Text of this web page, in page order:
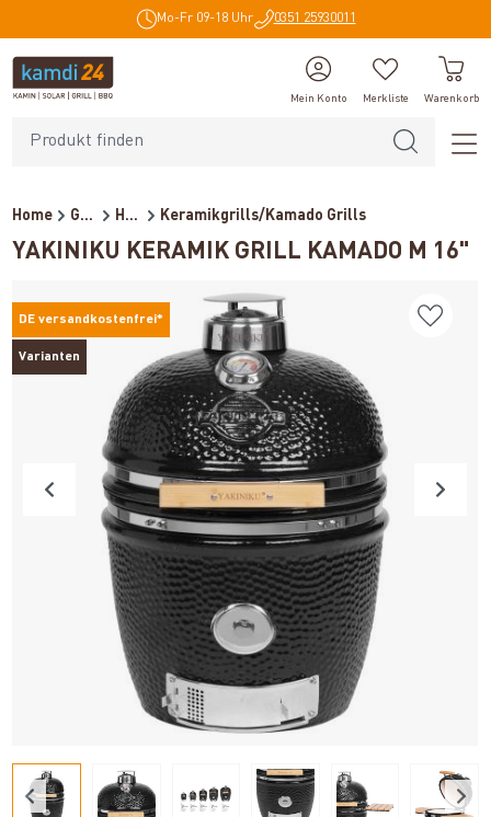
Mo-Fr 09-18 Uhr 0351 25930011
Mein Konto Merkliste Warenkorb
Home Grills Holzkohlegrills Keramikgrills/Kamado Grills
YAKINIKU KERAMIK GRILL KAMADO M 16"
DE versandkostenfrei*
Varianten